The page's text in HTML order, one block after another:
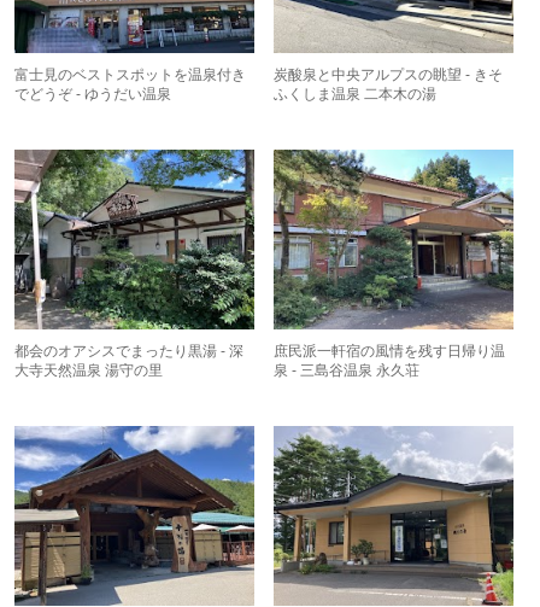
富士見のベストスポットを温泉付き
でどうぞ - ゆうだい温泉
炭酸泉と中央アルプスの眺望 - きそ
ふくしま温泉 二本木の湯
都会のオアシスでまったり黒湯 - 深
大寺天然温泉 湯守の里
庶民派一軒宿の風情を残す日帰り温
泉 - 三島谷温泉 永久荘